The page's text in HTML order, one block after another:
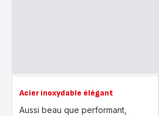
Acier inoxydable élégant
Aussi beau que performant,